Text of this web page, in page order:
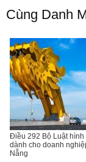
Cùng Danh
Điều 292 Bộ Luật hình
dành cho doanh
Nẵng